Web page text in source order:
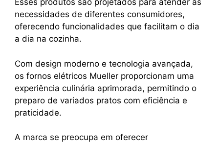
Esses produtos são projetados para atender às
necessidades de diferentes consumidores,
oferecendo funcionalidades que facilitam o dia
a dia na cozinha.
Com design moderno e tecnologia avançada,
os fornos elétricos Mueller proporcionam uma
experiência culinária aprimorada, permitindo o
preparo de variados pratos com eficiência e
praticidade.
A marca se preocupa em oferecer